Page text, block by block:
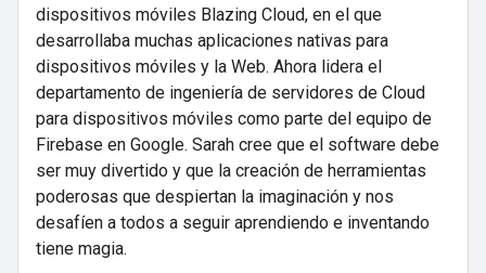
dispositivos móviles Blazing Cloud, en el que
desarrollaba muchas aplicaciones nativas para
dispositivos móviles y la Web. Ahora lidera el
departamento de ingeniería de servidores de Cloud
para dispositivos móviles como parte del equipo de
Firebase en Google. Sarah cree que el software debe
ser muy divertido y que la creación de herramientas
poderosas que despiertan la imaginación y nos
desafíen a todos a seguir aprendiendo e inventando
tiene magia.